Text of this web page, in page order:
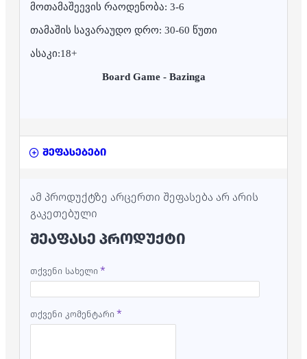
მოთამაშეევის რაოდენობა: 3-6
თამაშის სავარაუდო დრო: 30-60 წუთი
ასაკი:18+
Board Game - Bazinga
შეფასებები
ამ პროდუქტზე არცერთი შეფასება არ არის
გაკეთებული
ᲨᲔᲐᲤᲐᲡᲔ ᲞᲠᲝᲓᲣᲥᲢᲘ
თქვენი სახელი
თქვენი კომენტარი